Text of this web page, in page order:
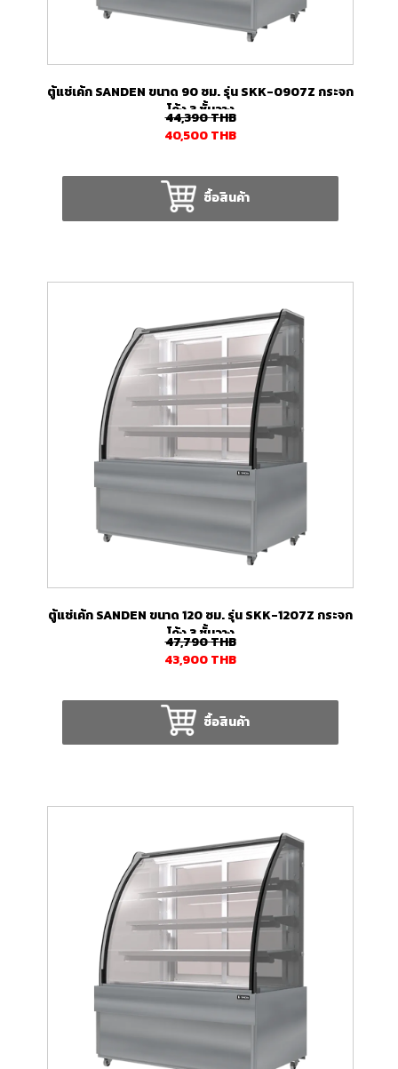
ตู้แช่เค้ก SANDEN ขนาด 90 ซม. รุ่น SKK-0907Z กระจก
โค้ง 3 ชั้นวาง
44,390THB
40,500THB
ซื้อสินค้า
ตู้แช่เค้ก SANDEN ขนาด 120 ซม. รุ่น SKK-1207Z กระจก
โค้ง 3 ชั้นวาง
47,790THB
43,900THB
ซื้อสินค้า